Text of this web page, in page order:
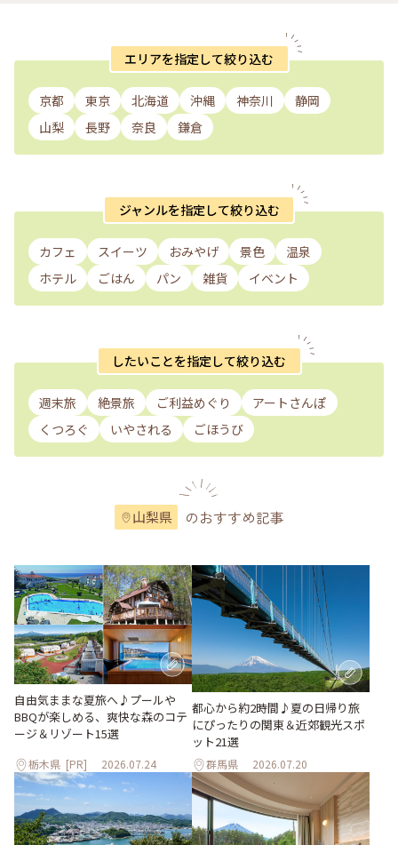
エリアを指定して絞り込む
京都 東京 北海道 沖縄 神奈川
静岡
山梨
長野 奈良 鎌倉
ジャンルを指定して絞り込む
カフェ スイーツ おみやげ 景色
温泉
ホテル
ごはん パン 雑貨 イベント
したいことを指定して絞り込む
週末旅 絶景旅 ご利益めぐり
アートさんぽ
くつろぐ
いやされる ごほうび
山梨県 のおすすめ記事
自由気ままな夏旅へ♪プールや
BBQが楽しめる、爽快な森のコテ
ージ＆リゾート15選
栃木県 [PR] 2026.07.24
都心から約2時間♪夏の日帰り旅
にぴったりの関東＆近郊観光スポ
ット21選
群馬県 2026.07.20